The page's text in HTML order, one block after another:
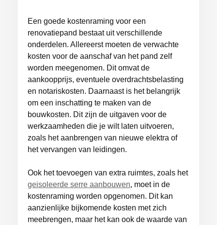
Een goede kostenraming voor een
renovatiepand bestaat uit verschillende
onderdelen. Allereerst moeten de verwachte
kosten voor de aanschaf van het pand zelf
worden meegenomen. Dit omvat de
aankoopprijs, eventuele overdrachtsbelasting
en notariskosten. Daarnaast is het belangrijk
om een inschatting te maken van de
bouwkosten. Dit zijn de uitgaven voor de
werkzaamheden die je wilt laten uitvoeren,
zoals het aanbrengen van nieuwe elektra of
het vervangen van leidingen.
Ook het toevoegen van extra ruimtes, zoals het
geisoleerde serre aanbouwen, moet in de
kostenraming worden opgenomen. Dit kan
aanzienlijke bijkomende kosten met zich
meebrengen, maar het kan ook de waarde van